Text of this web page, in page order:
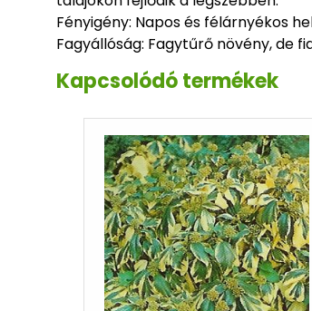
Fényigény: Napos és félárnyékos
Fagyállóság: Fagytűrő növény, de
Kapcsolódó termékek